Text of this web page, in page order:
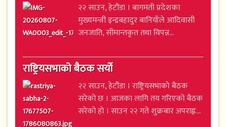
२२ साउन, हेटौंडा । बागमती प्रदेशका
मुख्यमन्त्री इन्द्रबहादुर बानियाँले आदिवासी
जनजाति, सीमान्तकृत तथा विपन्न...
राष्ट्रियसभाको बैठक सर्यो
२२ साउन, हेटौंडा । राष्ट्रियसभाको बैठक
सरेको छ । आजका लागि तय गरिएको बैठक
सरेको हो । साउन २२ गते शुक्रबार अपराह्न...